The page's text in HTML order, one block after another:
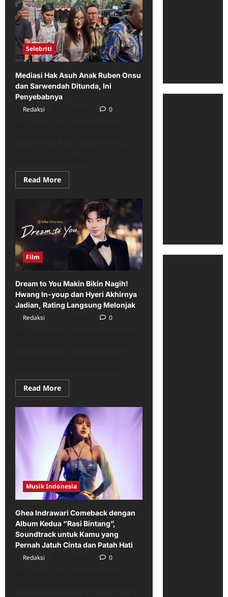
Rumah
Cilandak
Dilelang
Bank,
Kuasa
Hukum
Ruben
Onsu
Buka
Suara
Selebriti
Mediasi Hak Asuh Anak Ruben Onsu
dan Sarwendah Ditunda, Ini
Penyebabnya
Redaksi
0
Read MoreRead
more
Mediasi
Anak
Ruben
Onsu
Sarwendah
Ditunda,
Penyebabnya
Film
Dream to You Makin Bikin Nagih!
Hwang In-youp dan Hyeri Akhirnya
Jadian, Rating Langsung Melonjak
Redaksi
0
Read MoreRead
more
Dream
to
You
Makin
Bikin
Nagih!
Hwang
In-
youp
dan
Hyeri
Akhirnya
Jadian,
Rating
Langsung
Melonjak
Musik Indonesia
Ghea Indrawari Comeback dengan
Album Kedua “Rasi Bintang”,
Soundtrack untuk Kamu yang
Pernah Jatuh Cinta dan Patah Hati
Redaksi
0